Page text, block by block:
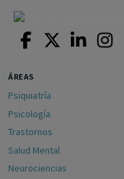
ÁREAS
Psiquiatría
Psicología
Trastornos
Salud Mental
Neurociencias